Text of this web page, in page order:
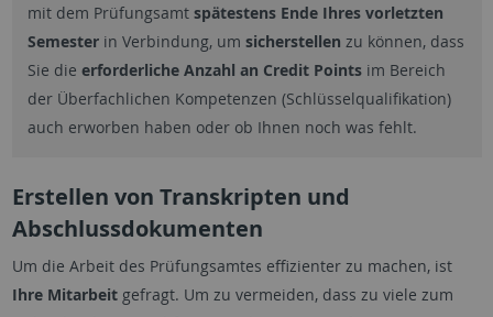
mit dem Prüfungsamt spätestens Ende Ihres vorletzten
Semesterin Verbindung, um sicherstellen zu können, dass
Sie die erforderliche Anzahl an Credit Pointsim Bereich
der Überfachlichen Kompetenzen (Schlüsselqualifikation)
auch erworben haben oder ob Ihnen noch was fehlt.
Erstellen von Transkripten und
Abschlussdokumenten
Um die Arbeit des Prüfungsamtes effizienter zu machen, ist
Ihre Mitarbeitgefragt. Um zu vermeiden, dass zu viele zum